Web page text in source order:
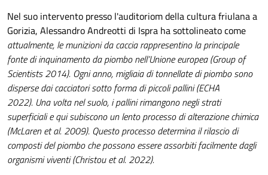
Nel suo intervento presso l'auditoriom della cultura friulana a
Gorizia, Alessandro Andreotti di Ispra ha sottolineato come
attualmente, le munizioni da caccia rappresentino la principale
fonte di inquinamento da piombo nell’Unione europea (Group of
Scientists 2014). Ogni anno, migliaia di tonnellate di piombo sono
disperse dai cacciatori sotto forma di piccoli pallini (ECHA
2022). Una volta nel suolo, i pallini rimangono negli strati
superficiali e qui subiscono un lento processo di alterazione chimica
(McLaren et al. 2009). Questo processo determina il rilascio di
composti del piombo che possono essere assorbiti facilmente dagli
organismi viventi (Christou et al. 2022).